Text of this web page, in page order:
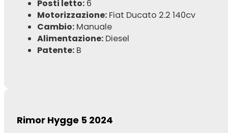
Posti letto: 6
Motorizzazione: Fiat Ducato 2.2 140cv
Cambio: Manuale
Alimentazione: Diesel
Patente: B
Rimor Hygge 5 2024